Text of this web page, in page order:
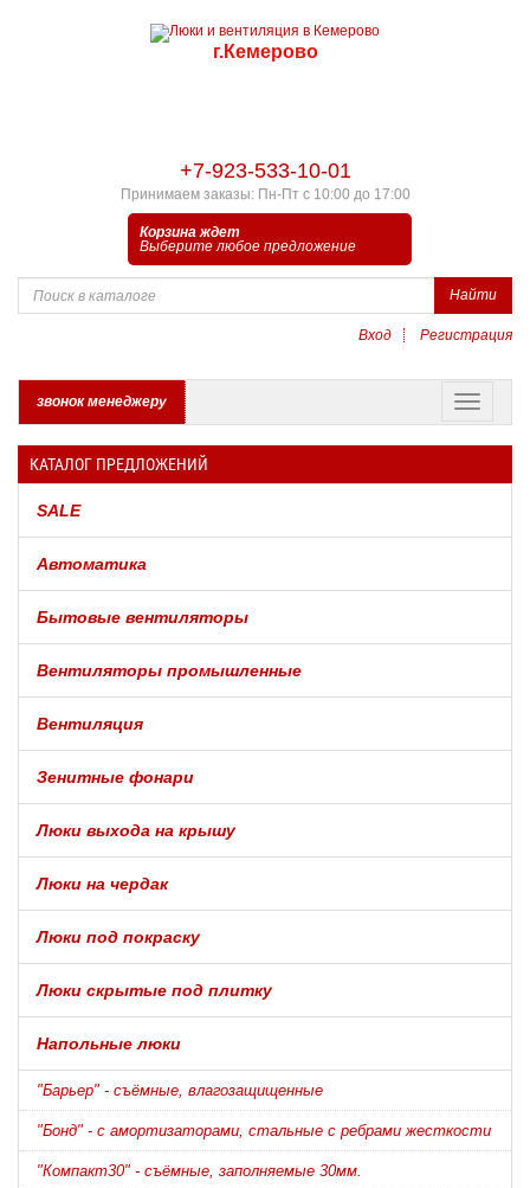
г.Кемерово
+7-923-533-10-01
Принимаем заказы: Пн-Пт с 10:00 до 17:00
Корзина ждет
Выберите любое предложение
Найти
Вход Регистрация
звонок менеджеру
КАТАЛОГ ПРЕДЛОЖЕНИЙ
SALE
Автоматика
Бытовые вентиляторы
Вентиляторы промышленные
Вентиляция
Зенитные фонари
Люки выхода на крышу
Люки на чердак
Люки под покраску
Люки скрытые под плитку
Напольные люки
"Барьер" - съёмные, влагозащищенные
"Бонд" - с амортизаторами, стальные с ребрами жесткости
"Компакт30" - съёмные, заполняемые 30мм.